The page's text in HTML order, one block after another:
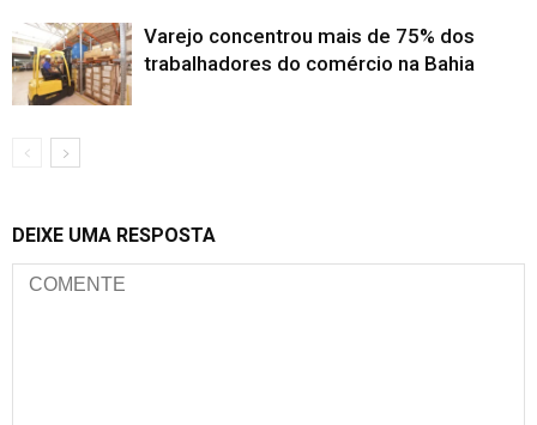
Varejo concentrou mais de 75% dos
trabalhadores do comércio na Bahia
DEIXE UMA RESPOSTA